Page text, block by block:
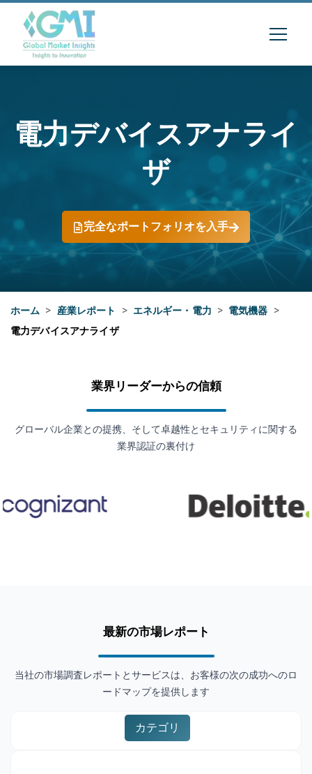
電力デバイスアナライ
ザ
完全なポートフォリオを入手
ホーム > 産業レポート > エネルギー・電力 > 電気機器 >
電力デバイスアナライザ
業界リーダーからの信頼
グローバル企業との提携、そして卓越性とセキュリティに関する
業界認証の裏付け
最新の市場レポート
当社の市場調査レポートとサービスは、お客様の次の成功へのロ
ードマップを提供します
カテゴリ